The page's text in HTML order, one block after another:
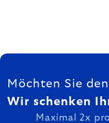
FUSSZEILE
Möchten Sie
Wir schenken
Maximal 2x